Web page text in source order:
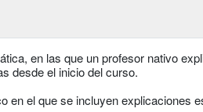
en las que un profesor nativo
desde el inicio del curso.
en el que se incluyen explicaciones